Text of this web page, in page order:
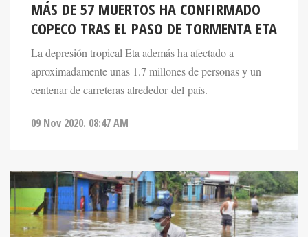
MÁS DE 57 MUERTOS HA CONFIRMADO
COPECO TRAS EL PASO DE TORMENTA ETA
La depresión tropical Eta además ha afectado a
aproximadamente unas 1.7 millones de personas y un
centenar de carreteras alrededor del país.
09 Nov 2020. 08:47 AM